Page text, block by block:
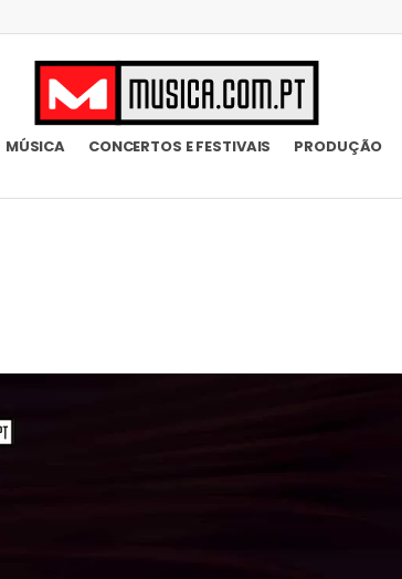
MÚSICA CONCERTOS E FESTIVAIS PRODUÇÃO